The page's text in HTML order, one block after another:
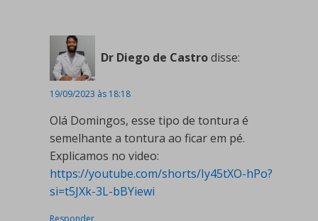
Dr Diego de Castrodisse:
19/09/2023 às 18:18
Olá Domingos, esse tipo de tontura é
semelhante a tontura ao ficar em pé.
Explicamos no video:
https://youtube.com/shorts/Iy45tXO-hPo?
si=t5JXk-3L-bBYiewi
Responder